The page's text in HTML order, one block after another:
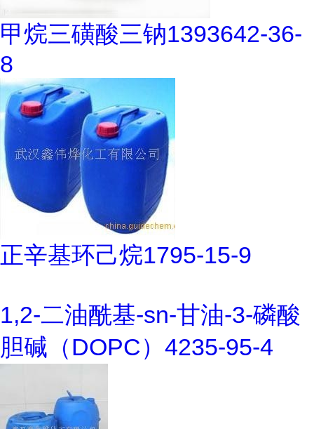
甲烷三磺酸三钠1393642-36-
8
正辛基环己烷1795-15-9
1,2-二油酰基-sn-甘油-3-磷酸
胆碱（DOPC）4235-95-4